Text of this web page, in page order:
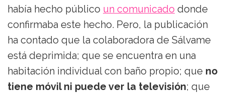
había hecho público un comunicado donde
confirmaba este hecho. Pero, la publicación
ha contado que la colaboradora de Sálvame
está deprimida; que se encuentra en una
habitación individual con baño propio; que no
tiene móvil ni puede ver la televisión; que